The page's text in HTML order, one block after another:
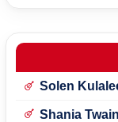
Solen
Shania